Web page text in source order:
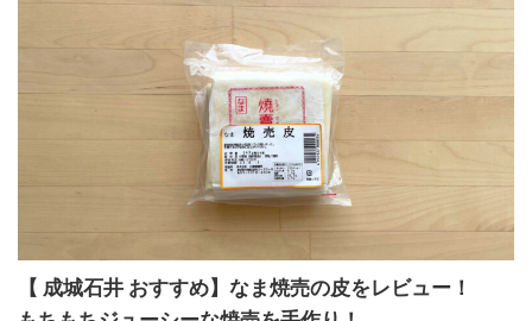
【 成城石井 おすすめ】なま焼売の皮をレビュー！